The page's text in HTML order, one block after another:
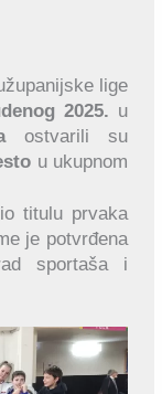
lige
2025. u
ostvarili su
u ukupnom
titulu prvaka
je potvrđena
sportaša i